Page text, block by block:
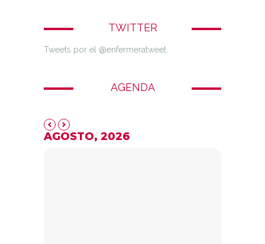
TWITTER
Tweets por el @enfermeratweet.
AGENDA
AGOSTO, 2026